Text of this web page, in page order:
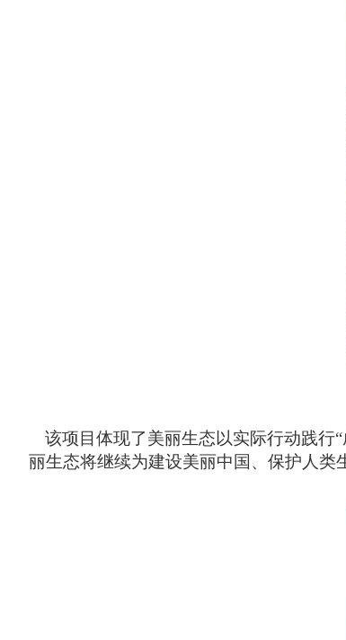
该项目体现了美丽生态以实际行动践行
丽生态将继续为建设美丽中国、保护人类